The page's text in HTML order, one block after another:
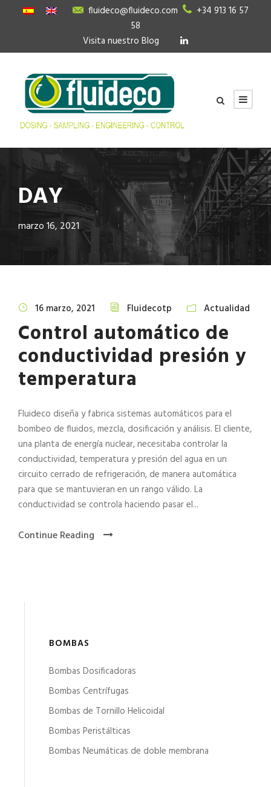
fluideco@fluideco.com
+34 913 16 57
58
Visita nuestro Blog
DAY
marzo 16, 2021
16 marzo, 2021 Fluidecotp Actualidad
Control automático de
conductividad presión y
temperatura
Fluideco diseña y fabrica sistemas automáticos para el
bombeo de fluidos, mezcla, dosificación y análisis. El cliente,
una planta de energía nuclear, necesitaba controlar la
conductividad, temperatura y presión del agua en un
circuito cerrado de refrigeración, de manera automática
para que se mantuvieran en un rango válido. La
conductividad se controla haciendo pasar el...
Continue Reading
BOMBAS
Bombas Dosificadoras
Bombas Centrífugas
Bombas de Tornillo Helicoidal
Bombas Peristálticas
Bombas Neumáticas de doble membrana